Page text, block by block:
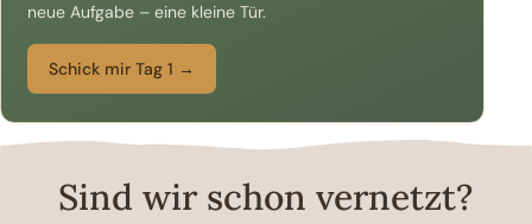
neue Aufgabe – eine kleine Tür.
Schick mir Tag 1 →
Sind wir schon vernetzt?